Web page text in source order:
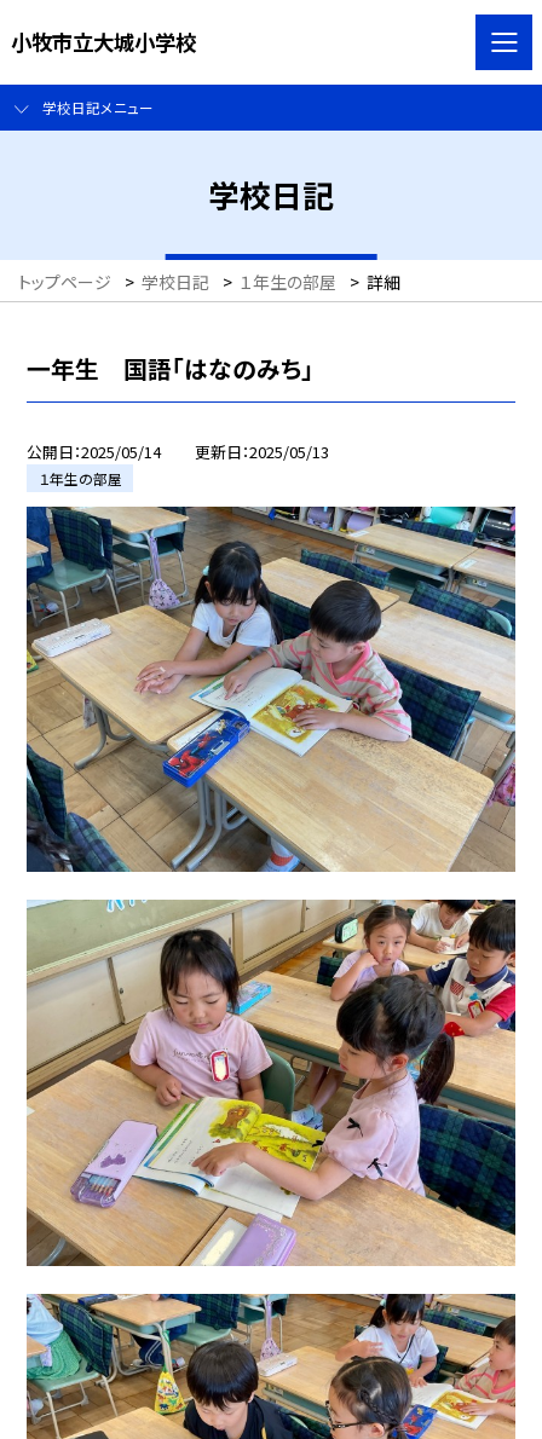
小牧市立大城小学校
学校日記メニュー
学校日記
トップページ > 学校日記 > １年生の部屋 > 詳細
一年生 国語「はなのみち」
公開日 2025/05/14 更新日 2025/05/13
１年生の部屋